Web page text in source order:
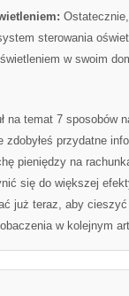
sterowania
w swoim
na temat ⁣7 sposobów
przydatne
pieniędzy na
się do większej
już teraz, aby
w kolejnym